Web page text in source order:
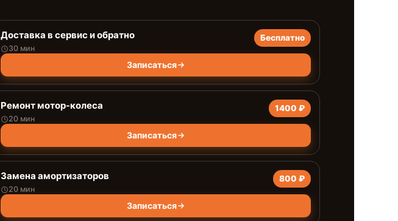
Доставка в сервис и обратно
30 мин
Бесплатно
Записаться
Ремонт мотор-колеса
20 мин
1400 ₽
Записаться
Замена амортизаторов
20 мин
800 ₽
Записаться